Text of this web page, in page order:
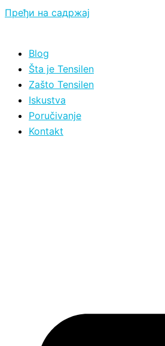
Пређи на садржај
Blog
Šta je Tensilen
Zašto Tensilen
Iskustva
Poručivanje
Kontakt